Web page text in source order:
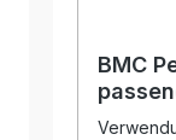
Erhöhter
BMC